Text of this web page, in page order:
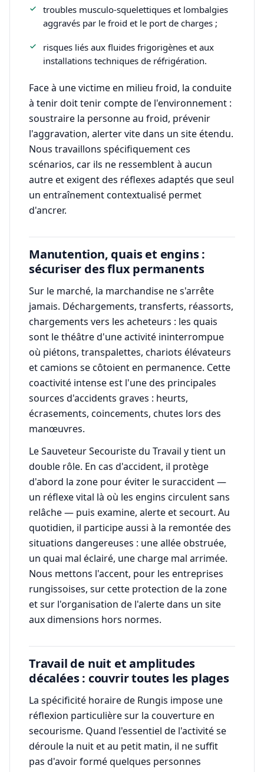
troubles musculo-squelettiques et lombalgies
aggravés par le froid et le port de charges ;
risques liés aux fluides frigorigènes et aux
installations techniques de réfrigération.
Face à une victime en milieu froid, la conduite
à tenir doit tenir compte de l'environnement :
soustraire la personne au froid, prévenir
l'aggravation, alerter vite dans un site étendu.
Nous travaillons spécifiquement ces
scénarios, car ils ne ressemblent à aucun
autre et exigent des réflexes adaptés que seul
un entraînement contextualisé permet
d'ancrer.
Manutention, quais et engins :
sécuriser des flux permanents
Sur le marché, la marchandise ne s'arrête
jamais. Déchargements, transferts, réassorts,
chargements vers les acheteurs : les quais
sont le théâtre d'une activité ininterrompue
où piétons, transpalettes, chariots élévateurs
et camions se côtoient en permanence. Cette
coactivité intense est l'une des principales
sources d'accidents graves : heurts,
écrasements, coincements, chutes lors des
manœuvres.
Le Sauveteur Secouriste du Travail y tient un
double rôle. En cas d'accident, il protège
d'abord la zone pour éviter le suraccident —
un réflexe vital là où les engins circulent sans
relâche — puis examine, alerte et secourt. Au
quotidien, il participe aussi à la remontée des
situations dangereuses : une allée obstruée,
un quai mal éclairé, une charge mal arrimée.
Nous mettons l'accent, pour les entreprises
rungissoises, sur cette protection de la zone
et sur l'organisation de l'alerte dans un site
aux dimensions hors normes.
Travail de nuit et amplitudes
décalées : couvrir toutes les plages
La spécificité horaire de Rungis impose une
réflexion particulière sur la couverture en
secourisme. Quand l'essentiel de l'activité se
déroule la nuit et au petit matin, il ne suffit
pas d'avoir formé quelques personnes